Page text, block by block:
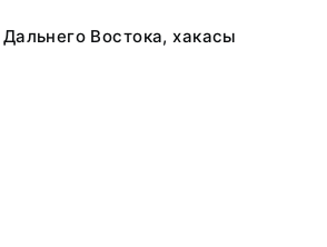
Востока, хакасы